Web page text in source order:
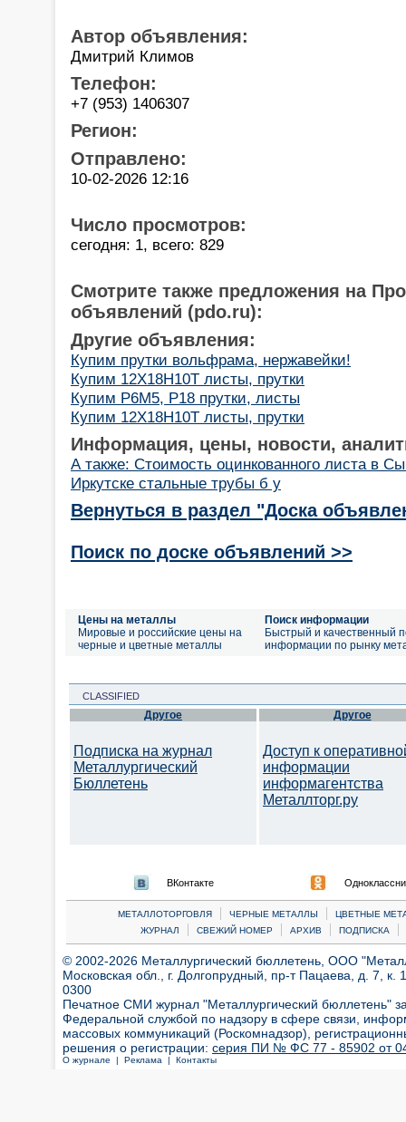
Автор объявления:
Дмитрий Климов
Телефон:
+7 (953) 1406307
Регион:
Отправлено:
10-02-2026 12:16
Число просмотров:
сегодня: 1, всего: 829
Смотрите также предложения на
объявлений (pdo.ru):
Другие объявления:
Купим прутки вольфрама, нержавейки!
Купим 12Х18Н10Т листы, прутки
Купим Р6М5, Р18 прутки, листы
Купим 12Х18Н10Т листы, прутки
Информация, цены, новости,
А также: Стоимость оцинкованного листа в
Иркутске стальные трубы б у
Вернуться в раздел "Доска
Поиск по доске объявлений >>
Цены на металлы
Мировые и российские цены на
черные и цветные металлы
Поиск информации
Быстрый и качественный
информации по рынку
CLASSIFIED
Другое
Подписка на журнал
Металлургический
Бюллетень
Другое
Доступ к
информации
информагентства
Металлторг.ру
ВКонтакте
МЕТАЛЛОТОРГОВЛЯ | ЧЕРНЫЕ МЕТАЛЛЫ |
ЦВЕТНЫЕ
ЖУРНАЛ
| СВЕЖИЙ НОМЕР | АРХИВ | ПОДПИСКА |
© 2002-2026 Металлургический бюллетень, ООО
Московская обл., г. Долгопрудный, пр-т Пацаева, д. 7,
0300
Печатное СМИ журнал "Металлургический бюллетень"
Федеральной службой по надзору в сфере связи,
массовых коммуникаций (Роскомнадзор),
решения о регистрации: серия ПИ № ФС 77 - 85902 от 04
О журнале | Реклама | Контакты